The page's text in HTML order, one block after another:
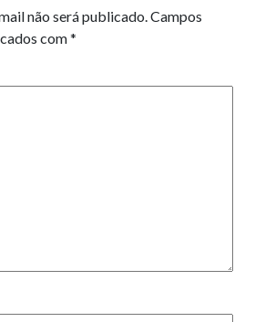
não será publicado.Campos
com*